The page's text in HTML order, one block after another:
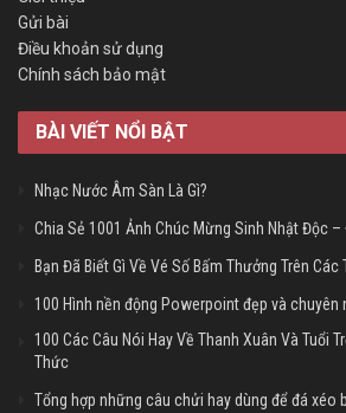
Gửi bài
Điều khoản sử dụng
Chính sách bảo mật
BÀI VIẾT NỔI BẬT
Nhạc Nước Âm Sàn Là Gì?
Chia Sẻ 1001 Ảnh Chúc Mừng Sinh Nhật Độc
Bạn Đã Biết Gì Về Vé Số Bấm Thưởng Trên Các
100 Hình nền động Powerpoint đẹp và
100 Các Câu Nói Hay Về Thanh Xuân Và Tuổi
Thức
Tổng hợp những câu chửi hay dùng để đá xéo